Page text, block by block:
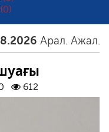
(0)
Арал. Ажал.
612